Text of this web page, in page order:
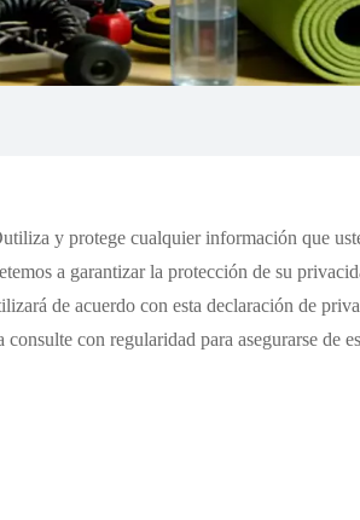
utiliza y protege cualquier información que
a garantizar la protección de su
de acuerdo con esta declaración de
con regularidad para asegurarse de